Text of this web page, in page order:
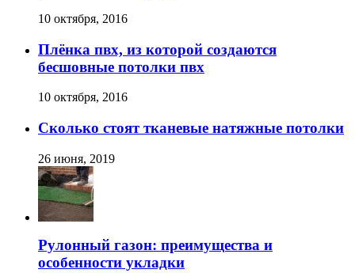
10 октября, 2016
Плёнка пвх, из которой создаются
бесшовные потолки пвх
10 октября, 2016
Сколько стоят тканевые натяжные потолки
26 июня, 2019
Рулонный газон: преимущества и
особенности укладки